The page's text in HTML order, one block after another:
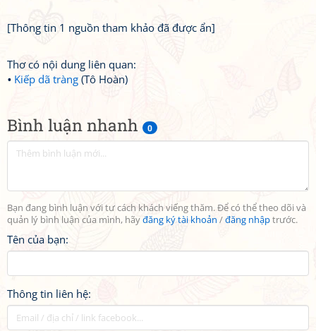
Bình luận nhanh 0
Bạn đang bình luận với tư cách khách viếng thăm. Để có thể theo dõi và
quản lý bình luận của mình, hãyđăng ký tài khoản /đăng nhậptrước.
Tên của bạn:
Thông tin liên hệ:
[Thông tin 1 nguồn tham khảo đã được ẩn]
Thơ có nội dung liên quan:
Kiếp dã tràng (Tô Hoàn)